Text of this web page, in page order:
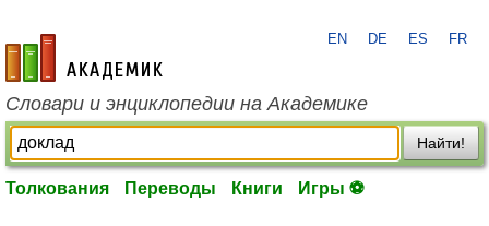
academic.ru
EN DE ES FR
Словари и энциклопедии на Академике
Найти!
Толкования Переводы Книги Игры ⚽